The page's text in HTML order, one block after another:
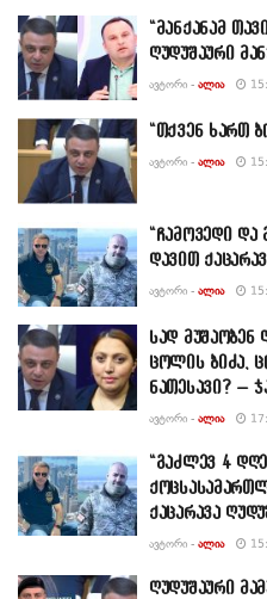
“მანქანამ
ღუდუშაური
ᲐᲕᲢᲝᲠᲘ - ᲐᲚᲘᲐ
“თქვენ ხართ
ᲐᲕᲢᲝᲠᲘ - ᲐᲚᲘᲐ
“ჩამოვედი და
დავით
ᲐᲕᲢᲝᲠᲘ - ᲐᲚᲘᲐ
სად
ცოლის ბიძა,
ნათესავი? –
ᲐᲕᲢᲝᲠᲘ - ᲐᲚᲘᲐ
“გაძლევ 4
ქაცარავა
ᲐᲕᲢᲝᲠᲘ - ᲐᲚᲘᲐ
ღუდუშაური